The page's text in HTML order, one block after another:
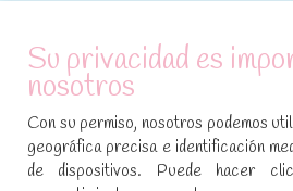
ATENCIÓN AL CLIENTE
Condiciones de compra
Aviso legal y política de privacidad
Política de cookies
Su privacidad es
nosotros
Con su permiso, nosotros podemos
geográfica precisa e identificación
de dispositivos. Puede hacer